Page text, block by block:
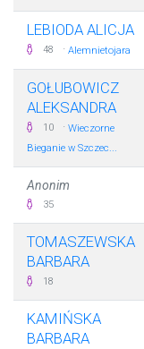
LEBIODA ALICJA
48 · Alemnietojara
GOŁUBOWICZ
ALEKSANDRA
10 · Wieczorne
Bieganie w Szczec...
Anonim
35
TOMASZEWSKA
BARBARA
18
KAMIŃSKA
BARBARA